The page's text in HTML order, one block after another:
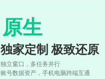
原生
独家定制 极致还原
独立窗口，多任务并行
账号数据资产，手机电脑跨端互通